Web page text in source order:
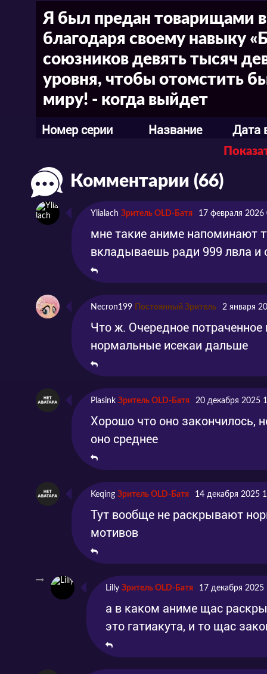
Я был предан товарищами
благодаря своему навыку
союзников девять тысяч
уровня, чтобы отомстить
миру! - когда выйдет
Номер серии Название Дата
Комментарии (66)
Ylialach Зритель OLD-Батя 17 февраля 2026
мне такие аниме напоминают
вкладываешь ради 999 лвла
Necron199 Постоянный Зритель 2 января
Что ж. Очередное
нормальные исекаи дальше
Plasink Зритель OLD-Батя 20 декабря 2025
Хорошо что оно закончилось,
оно среднее
Keqing Зритель OLD-Батя 14 декабря 2025
Тут вообще не раскрывают
мотивов
Lilly Зритель OLD-Батя 17 декабря 2025
а в каком аниме щас
это гатиакута, и то щас